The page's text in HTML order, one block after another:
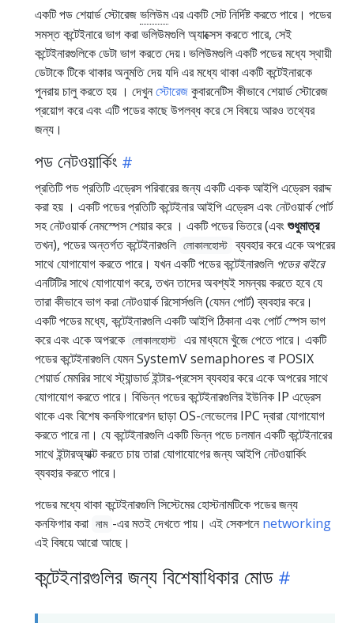
একটি পড শেয়ার্ড স্টোরেজভলিউমএর একটি সেট নির্দিষ্ট করতে পারে। পডের
সমস্ত কন্টেইনারে ভাগ করা ভলিউমগুলি অ্যাক্সেস করতে পারে, সেই
কন্টেইনারগুলিকে ডেটা ভাগ করতে দেয় ৷ ভলিউমগুলি একটি পডের মধ্যে স্থায়ী
ডেটাকে টিকে থাকার অনুমতি দেয় যদি এর মধ্যে থাকা একটি কন্টেইনারকে
পুনরায় চালু করতে হয় । দেখুনস্টোরেজকুবারনেটিস কীভাবে শেয়ার্ড স্টোরেজ
প্রয়োগ করে এবং এটি পডের কাছে উপলব্ধ করে সে বিষয়ে আরও তথ্যের
জন্য।
পড নেটওয়ার্কিং
প্রতিটি পড প্রতিটি এড্রেস পরিবারের জন্য একটি একক আইপি এড্রেস বরাদ্দ
করা হয় । একটি পডের প্রতিটি কন্টেইনার আইপি এড্রেস এবং নেটওয়ার্ক পোর্ট
সহ নেটওয়ার্ক নেমস্পেস শেয়ার করে । একটি পডের ভিতরে (এবংশুধুমাত্র
তখন), পডের অন্তর্গত কন্টেইনারগুলি লোকালহোস্ট ব্যবহার করে একে অপরের
সাথে যোগাযোগ করতে পারে। যখন একটি পডের কন্টেইনারগুলি পডের বাইরে
এনটিটির সাথে যোগাযোগ করে, তখন তাদের অবশ্যই সমন্বয় করতে হবে যে
তারা কীভাবে ভাগ করা নেটওয়ার্ক রিসোর্সগুলি (যেমন পোর্ট) ব্যবহার করে।
একটি পডের মধ্যে, কন্টেইনারগুলি একটি আইপি ঠিকানা এবং পোর্ট স্পেস ভাগ
করে এবং একে অপরকে লোকালহোস্ট
এর মাধ্যমে খুঁজে পেতে পারে। একটি
পডের কন্টেইনারগুলি যেমন SystemV semaphores বা POSIX
শেয়ার্ড মেমরির সাথে স্ট্যান্ডার্ড ইন্টার-প্রসেস ব্যবহার করে একে অপরের সাথে
যোগাযোগ করতে পারে। বিভিন্ন পডের কন্টেইনারগুলির ইউনিক IP এড্রেস
থাকে এবং বিশেষ কনফিগারেশন ছাড়া OS-লেভেলের IPC দ্বারা যোগাযোগ
করতে পারে না। যে কন্টেইনারগুলি একটি ভিন্ন পডে চলমান একটি কন্টেইনারের
সাথে ইন্টারঅ্যাক্ট করতে চায় তারা যোগাযোগের জন্য আইপি নেটওয়ার্কিং
ব্যবহার করতে পারে।
পডের মধ্যে থাকা কন্টেইনারগুলি সিস্টেমের হোস্টনামটিকে পডের জন্য
কনফিগার করা নাম -এর মতই দেখতে পায়। এই সেকশনে networking
এই বিষয়ে আরো আছে।
কন্টেইনারগুলির জন্য বিশেষাধিকার মোড